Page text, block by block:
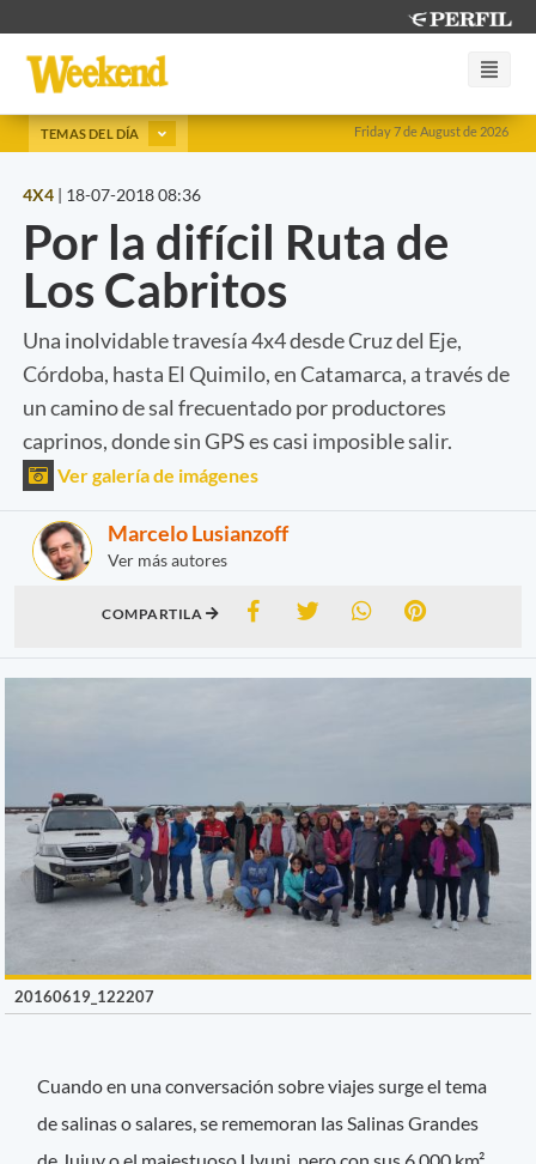
Friday 7 de August de 2026
TEMAS DEL DÍA
4X4 | 18-07-2018 08:36
Por la difícil Ruta de
Los Cabritos
Una inolvidable travesía 4x4 desde Cruz del Eje,
Córdoba, hasta El Quimilo, en Catamarca, a través de
un camino de sal frecuentado por productores
caprinos, donde sin GPS es casi imposible salir.
Ver galería de imágenes
Marcelo Lusianzoff
Ver más autores
COMPARTILA
20160619_122207
Cuando en una conversación sobre viajes surge el tema
de salinas o salares, se rememoran las Salinas Grandes